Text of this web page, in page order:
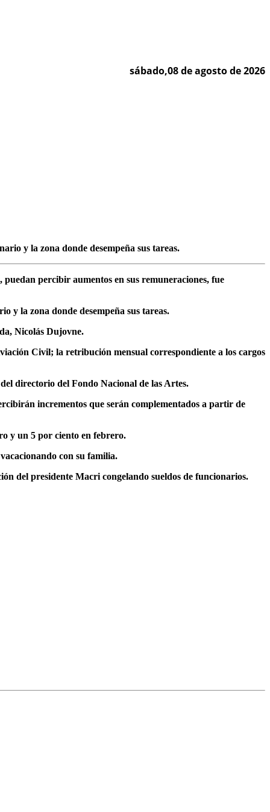
sábado,08 de agosto de 2026
y la zona donde desempeña sus tareas.
percibir aumentos en sus remuneraciones, fue
y la zona donde desempeña sus tareas.
Nicolás Dujovne.
Civil; la retribución mensual correspondiente a los cargos
directorio del Fondo Nacional de las Artes.
incrementos que serán complementados a partir de
y un 5 por ciento en febrero.
con su familia.
del presidente Macri congelando sueldos de funcionarios.